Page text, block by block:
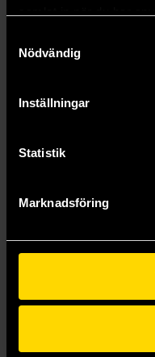
Nödvändig
Inställningar
Statistik
Marknadsföring